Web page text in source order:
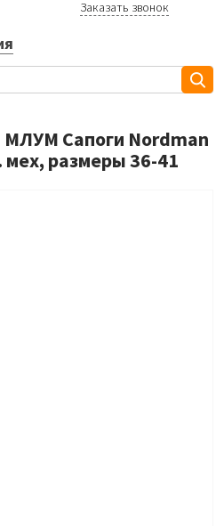
Заказать звонок
Сапоги Nordman
размеры 36-41